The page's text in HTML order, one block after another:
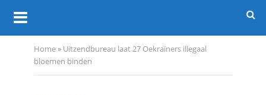
Home» Uitzendbureau laat 27 Oekraïners illegaal
bloemen binden